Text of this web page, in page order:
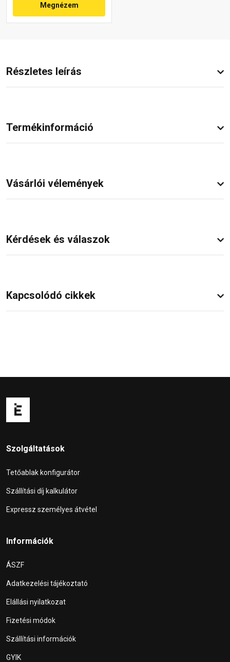
Megnézem
Részletes leírás
Termékinformáció
Vásárlói vélemények
Kérdések és válaszok
Kapcsolódó cikkek
Szolgáltatások
Tetőablak konfigurátor
Szállítási díj kalkulátor
Expressz személyes átvétel
Információk
ÁSZF
Adatkezelési tájékoztató
Elállási nyilatkozat
Fizetési módok
Szállítási információk
GYIK